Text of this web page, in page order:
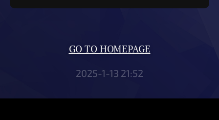
GO TO HOMEPAGE
2025-1-13 21:52